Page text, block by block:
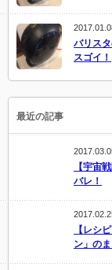
バリス
スゴイ！
最近の記事
【宇宙
バレ！
【レシ
ン」のま